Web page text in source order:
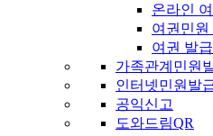
온라인
여권민
여권 발
가족관계민원
인터넷민원발
공익신고
도와드림QR